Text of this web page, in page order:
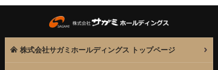
株式会社サガミホールディングス トップページ